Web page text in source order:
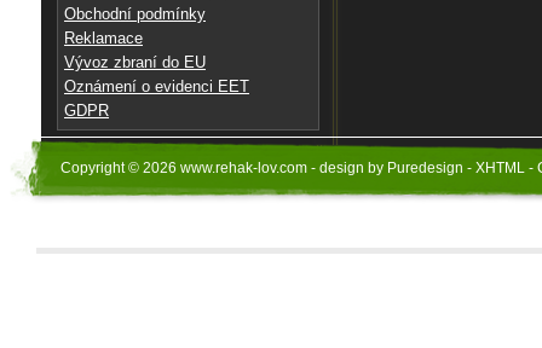
Obchodní podmínky
Reklamace
Vývoz zbraní do EU
Oznámení o evidenci EET
GDPR
Copyright © 2026 www.rehak-lov.com - design by Puredesign - XHTML -